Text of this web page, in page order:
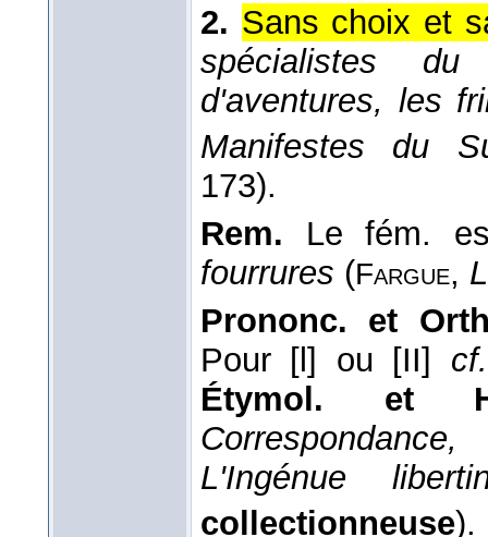
2. Sans choix et
spécialistes du
d'aventures, les
Manifestes du
173).
Rem. Le fém.
fourrures (Fargue,
Prononc. et
Pour [l] ou [II]
Étymol. et
Correspondance,
L'Ingénue
collectionneuse).